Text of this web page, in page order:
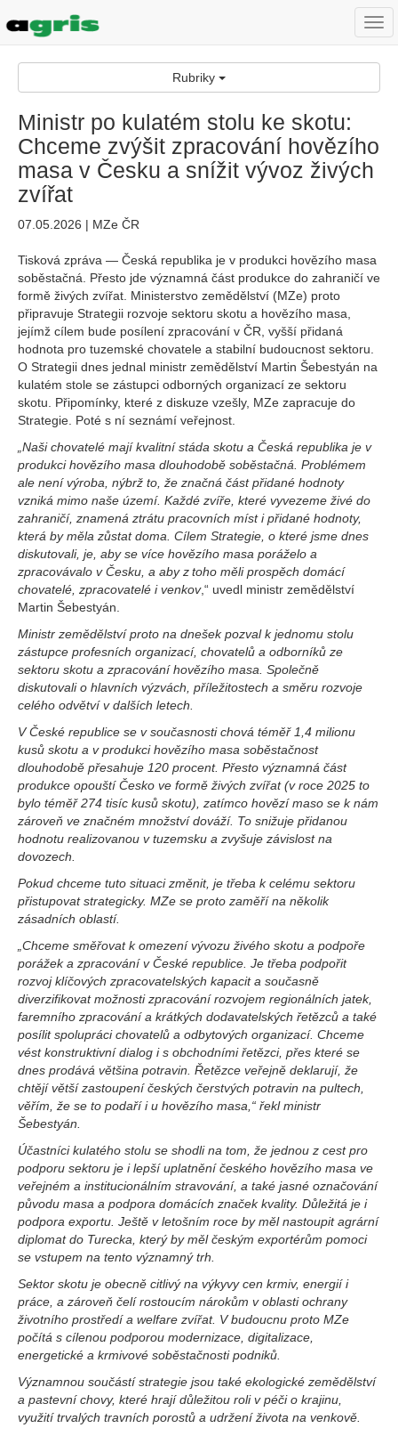
Rubriky
Ministr po kulatém stolu ke skotu:
Chceme zvýšit zpracování hovězího
masa v Česku a snížit vývoz živých
zvířat
07.05.2026 | MZe ČR
Tisková zpráva — Česká republika je v produkci hovězího masa
soběstačná. Přesto jde významná část produkce do zahraničí ve
formě živých zvířat. Ministerstvo zemědělství (MZe) proto
připravuje Strategii rozvoje sektoru skotu a hovězího masa,
jejímž cílem bude posílení zpracování v ČR, vyšší přidaná
hodnota pro tuzemské chovatele a stabilní budoucnost sektoru.
O Strategii dnes jednal ministr zemědělství Martin Šebestyán na
kulatém stole se zástupci odborných organizací ze sektoru
skotu. Připomínky, které z diskuze vzešly, MZe zapracuje do
Strategie. Poté s ní seznámí veřejnost.
„Naši chovatelé mají kvalitní stáda skotu a Česká republika je v
produkci hovězího masa dlouhodobě soběstačná. Problémem
ale není výroba, nýbrž to, že značná část přidané hodnoty
vzniká mimo naše území. Každé zvíře, které vyvezeme živé do
zahraničí, znamená ztrátu pracovních míst i přidané hodnoty,
která by měla zůstat doma. Cílem Strategie, o které jsme dnes
diskutovali, je, aby se více hovězího masa poráželo a
zpracovávalo v Česku, a aby z toho měli prospěch domácí
chovatelé, zpracovatelé i venkov,“ uvedl ministr zemědělství
Martin Šebestyán.
Ministr zemědělství proto na dnešek pozval k jednomu stolu
zástupce profesních organizací, chovatelů a odborníků ze
sektoru skotu a zpracování hovězího masa. Společně
diskutovali o hlavních výzvách, příležitostech a směru rozvoje
celého odvětví v dalších letech.
V České republice se v současnosti chová téměř 1,4 milionu
kusů skotu a v produkci hovězího masa soběstačnost
dlouhodobě přesahuje 120 procent. Přesto významná část
produkce opouští Česko ve formě živých zvířat (v roce 2025 to
bylo téměř 274 tisíc kusů skotu), zatímco hovězí maso se k nám
zároveň ve značném množství dováží. To snižuje přidanou
hodnotu realizovanou v tuzemsku a zvyšuje závislost na
dovozech.
Pokud chceme tuto situaci změnit, je třeba k celému sektoru
přistupovat strategicky. MZe se proto zaměří na několik
zásadních oblastí.
„Chceme směřovat k omezení vývozu živého skotu a podpoře
porážek a zpracování v České republice. Je třeba podpořit
rozvoj klíčových zpracovatelských kapacit a současně
diverzifikovat možnosti zpracování rozvojem regionálních jatek,
faremního zpracování a krátkých dodavatelských řetězců a také
posílit spolupráci chovatelů a odbytových organizací. Chceme
vést konstruktivní dialog i s obchodními řetězci, přes které se
dnes prodává většina potravin. Řetězce veřejně deklarují, že
chtějí větší zastoupení českých čerstvých potravin na pultech,
věřím, že se to podaří i u hovězího masa,“ řekl ministr
Šebestyán.
Účastníci kulatého stolu se shodli na tom, že jednou z cest pro
podporu sektoru je i lepší uplatnění českého hovězího masa ve
veřejném a institucionálním stravování, a také jasné označování
původu masa a podpora domácích značek kvality. Důležitá je i
podpora exportu. Ještě v letošním roce by měl nastoupit agrární
diplomat do Turecka, který by měl českým exportérům pomoci
se vstupem na tento významný trh.
Sektor skotu je obecně citlivý na výkyvy cen krmiv, energií i
práce, a zároveň čelí rostoucím nárokům v oblasti ochrany
životního prostředí a welfare zvířat. V budoucnu proto MZe
počítá s cílenou podporou modernizace, digitalizace,
energetické a krmivové soběstačnosti podniků.
Významnou součástí strategie jsou také ekologické zemědělství
a pastevní chovy, které hrají důležitou roli v péči o krajinu,
využití trvalých travních porostů a udržení života na venkově.